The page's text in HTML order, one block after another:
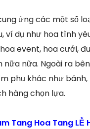
ứng các một số
ví dụ như hoa tình
event, hoa cưới,
nữa nữa. Ngoài ra
phụ khác như
hàng chọn lựa.
Tang Hoa Tang LỄ